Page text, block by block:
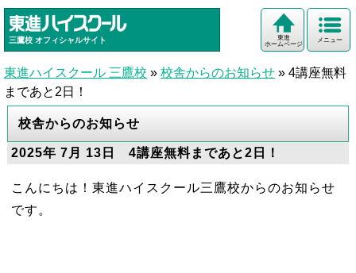
三鷹校 オフィシャルサイト メニュー
東進
ホームページ
東進ハイスクール 三鷹校 » 校舎からのお知らせ » 4講座無料
まであと2日！
校舎からのお知らせ
2025年 7月 13日 4講座無料まであと2日！
こんにちは！東進ハイスクール三鷹校からのお知らせ
です。